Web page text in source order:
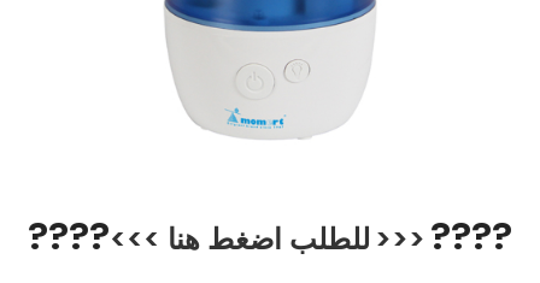
??
??
<<< للطلب اضغط هنا >>>
??
??